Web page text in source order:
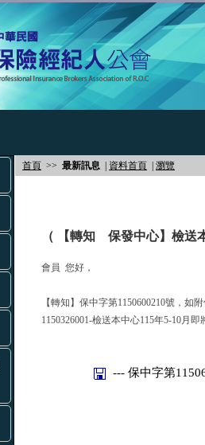
首頁 >> 最新訊息 資料首頁 瀏覽
（ 【轉知 保發中心】檢送
會員 您好，
【轉知】保中字第1150600210號，如
1150326001-檢送本中心115年5-10月
--- 保中字第